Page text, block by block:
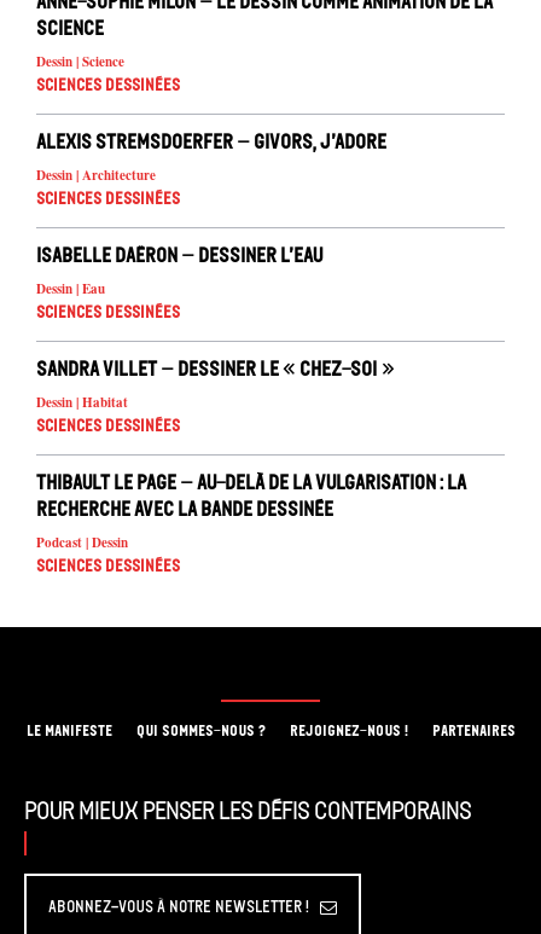
science
Dessin | Science
Sciences dessinées
Alexis Stremsdoerfer – Givors, j’adore
Dessin | Architecture
Sciences dessinées
Isabelle Daëron – Dessiner l’eau
Dessin | Eau
Sciences dessinées
Sandra Villet – Dessiner le « chez-soi »
Dessin | Habitat
Sciences dessinées
Thibault Le Page – Au-delà de la vulgarisation : la
recherche avec la bande dessinée
Podcast | Dessin
Sciences dessinées
LE MANIFESTE QUI SOMMES-NOUS ? REJOIGNEZ-NOUS ! PARTENAIRES
Pour mieux penser les défis contemporains
Abonnez-vous à Notre Newsletter !